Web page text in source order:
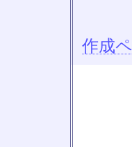
作成